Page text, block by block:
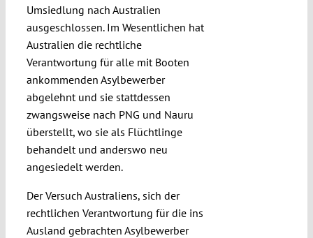
Umsiedlung nach Australien
ausgeschlossen. Im Wesentlichen hat
Australien die rechtliche
Verantwortung für alle mit Booten
ankommenden Asylbewerber
abgelehnt und sie stattdessen
zwangsweise nach PNG und Nauru
überstellt, wo sie als Flüchtlinge
behandelt und anderswo neu
angesiedelt werden.
Der Versuch Australiens, sich der
rechtlichen Verantwortung für die ins
Ausland gebrachten Asylbewerber